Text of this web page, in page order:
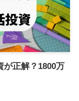
が正解？1800万